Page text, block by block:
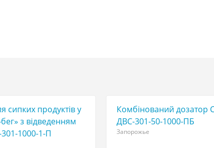
сипких продуктів у
з відведенням
1000-1-П
Комбінований дозатор
ДВС-301-50-1000-ПБ
Запорожье